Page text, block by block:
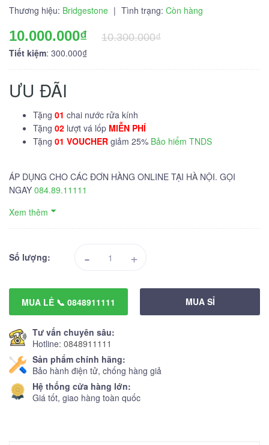
Thương hiệu: Bridgestone | Tình trạng: Còn hàng
10.000.000₫
10.300.000₫
Tiết kiệm: 300.000₫
ƯU ĐÃI
Tặng 01 chai nước rửa kính
Tặng 02 lượt vá lốp MIỄN PHÍ
Tặng 01 VOUCHER giảm 25% Bảo hiểm TNDS
ÁP DỤNG CHO CÁC ĐƠN HÀNG ONLINE TẠI HÀ NỘI. GỌI
NGAY 084.89.11111
Xem thêm
Số lượng: - +
MUA LẺ 📞 0848911111 MUA SỈ
Tư vấn chuyên sâu:
Hotline: 0848911111
Sản phẩm chính hãng:
Bảo hành điện tử, chống hàng giả
Hệ thống cửa hàng lớn:
Giá tốt, giao hàng toàn quốc